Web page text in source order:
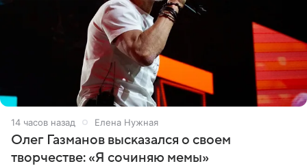
14 часов назад Елена Нужная
Олег Газманов высказался о своем
творчестве: «Я сочиняю мемы»